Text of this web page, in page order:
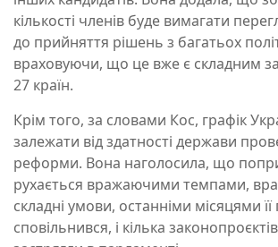
кількості членів буде вимагати
до прийняття рішень з багатьох
враховуючи, що це вже є складним
27 країн.
Крім того, за словами Кос, графік
залежати від здатності держави
реформи. Вона наголосила, що
рухається вражаючими темпами,
складні умови, останніми місяцями
сповільнився, і кілька